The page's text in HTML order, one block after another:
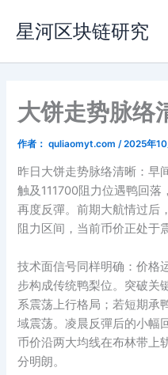
容
星河区块链研究
大饼走势脉络
作者： quliaomyt.com /2025年
昨日大饼走势脉络清晰：早
触及111700阻力位遇鸭回
再度反彈。前期大航情过后
阻力区间，当前币价正处于
技术面信号同样明确：价格
步构成传统鸭梨位。突破关
系震荡上行格局；若短期承
域震荡。凌晨反彈后的小幅
币价沿两大均线在布林带上
分明朗。